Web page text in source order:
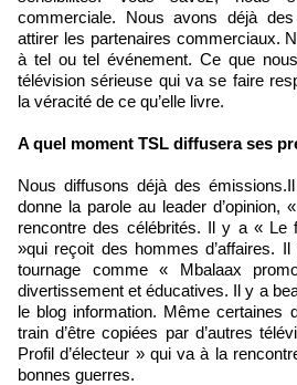
commerciale. Nous avons déjà
attirer les partenaires commerciaux.
à tel ou tel événement. Ce que
télévision sérieuse qui va se faire
la véracité de ce qu’elle livre.
A quel moment TSL diffusera ses
Nous diffusons déjà des
donne la parole au leader
rencontre des célébrités. Il y a « Le
»qui reçoit des hommes d’affaires.
tournage comme « Mbalaax
divertissement et éducatives. Il y a
le blog information. Même certaines
train d’être copiées par d’autres
Profil d’électeur » qui va à la
bonnes guerres.